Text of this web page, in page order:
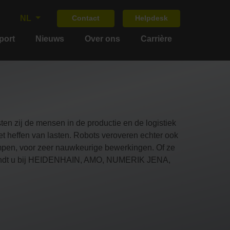
NL Contact Helpdesk
Nieuws Over ons Carrière
zij de mensen in de productie en de logistiek
heffen van lasten. Robots veroveren echter ook
voor zeer nauwkeurige bewerkingen. Of ze
u bij HEIDENHAIN, AMO, NUMERIK JENA,